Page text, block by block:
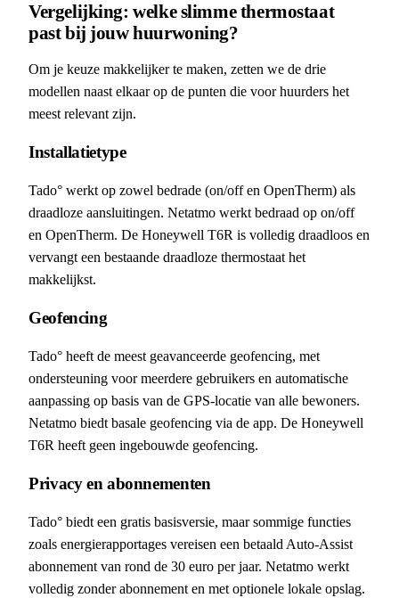
Vergelijking: welke slimme thermostaat
past bij jouw huurwoning?
Om je keuze makkelijker te maken, zetten we de drie
modellen naast elkaar op de punten die voor huurders het
meest relevant zijn.
Installatietype
Tado° werkt op zowel bedrade (on/off en OpenTherm) als
draadloze aansluitingen. Netatmo werkt bedraad op on/off
en OpenTherm. De Honeywell T6R is volledig draadloos en
vervangt een bestaande draadloze thermostaat het
makkelijkst.
Geofencing
Tado° heeft de meest geavanceerde geofencing, met
ondersteuning voor meerdere gebruikers en automatische
aanpassing op basis van de GPS-locatie van alle bewoners.
Netatmo biedt basale geofencing via de app. De Honeywell
T6R heeft geen ingebouwde geofencing.
Privacy en abonnementen
Tado° biedt een gratis basisversie, maar sommige functies
zoals energierapportages vereisen een betaald Auto-Assist
abonnement van rond de 30 euro per jaar. Netatmo werkt
volledig zonder abonnement en met optionele lokale opslag.